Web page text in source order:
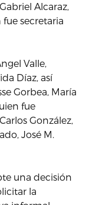
Alcaraz,
secretaria
Valle,
Díaz, así
Gorbea, María
fue
González,
José M.
una decisión
la